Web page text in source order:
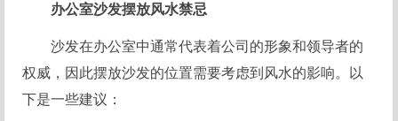
办公室沙发摆放风水禁忌
沙发在办公室中通常代表着公司的形象和领导者的
权威，因此摆放沙发的位置需要考虑到风水的影响。以
下是一些建议：